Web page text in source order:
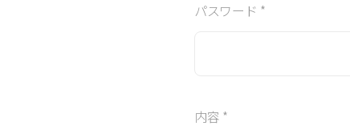
パスワード *
内容 *